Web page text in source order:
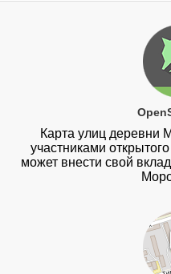
Карта улиц деревни
участниками
может внести свой